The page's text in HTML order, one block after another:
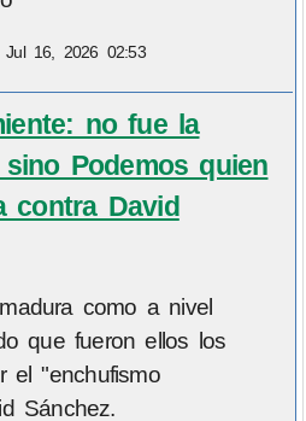
Jul 16, 2026 02:53
no fue la
Podemos quien
contra David
como a nivel
que fueron ellos los
el "enchufismo
Sánchez.